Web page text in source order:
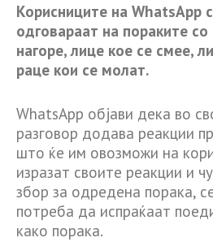
Корисниците на WhatsApp
одговараат на пораките
нагоре, лице кое се смее,
раце кои се молат.
WhatsApp објави дека во
разговор додава реакции
што ќе им овозможи на
изразат своите реакции и
збор за одредена порака,
потреба да испраќаат
како порака.